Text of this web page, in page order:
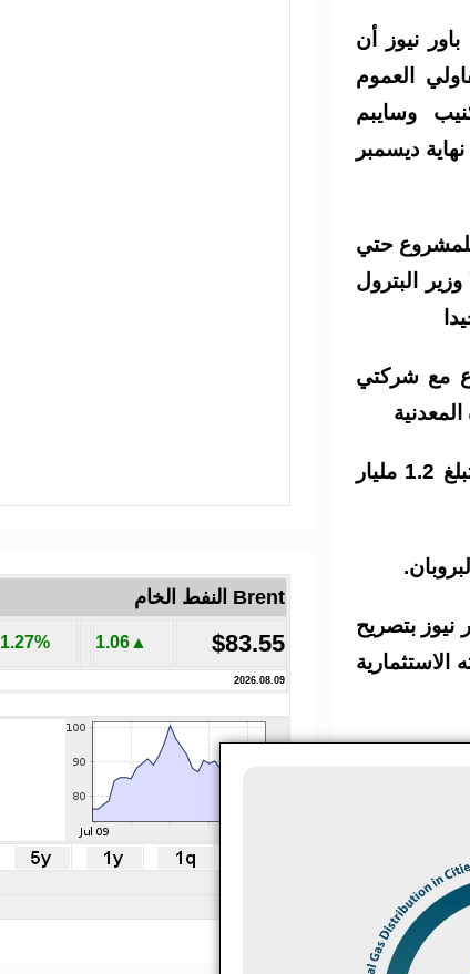
نيوز أن
العموم
وسايبم
ديسمبر
حتي
البترول
مع شركتي
يذكر أن التكلفة التقديرية لمشروعي البولي بروبلين و البروبيلين تبلغ 1.2 مليار
بتصريح
Brent النفط الخام
$83.55
▲1.06
1.27%
2026.08.09